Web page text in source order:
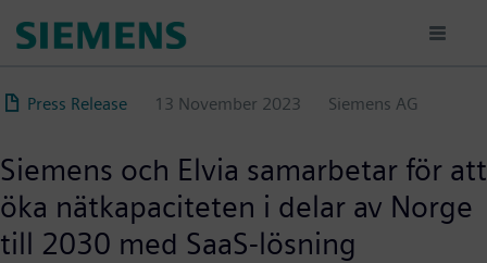
content
Press Release 13 November 2023 Siemens AG
Siemens och Elvia samarbetar för att
öka nätkapaciteten i delar av Norge
till 2030 med SaaS-lösning